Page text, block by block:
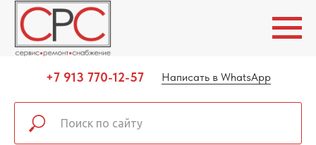
+7 913 770-12-57 Написать в WhatsApp